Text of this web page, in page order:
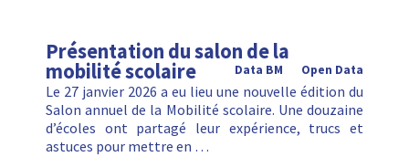
Présentation du salon de la
mobilité scolaire Open Data
Data BM
Le 27 janvier 2026 a eu lieu une nouvelle édition du
Salon annuel de la Mobilité scolaire. Une douzaine
d’écoles ont partagé leur expérience, trucs et
astuces pour mettre en …